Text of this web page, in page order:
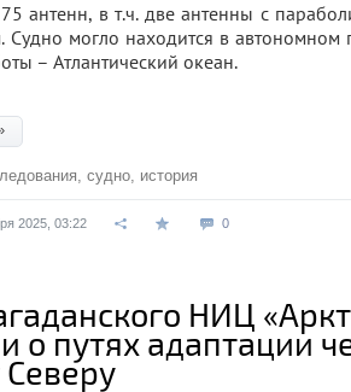
антенн, в т.ч. две антенны с
могло находится в автономном
– Атлантический океан.
, судно, история
2025, 03:22 0
НИЦ
о путях адаптации